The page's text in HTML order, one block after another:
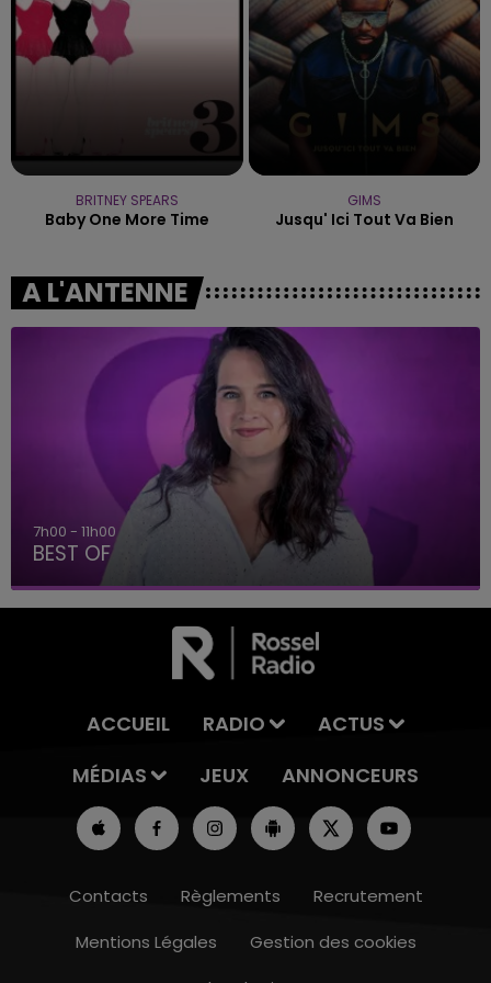
BRITNEY SPEARS
Baby One More Time
GIMS
Jusqu' Ici Tout Va Bien
A L'ANTENNE
7h00 - 11h00
BEST OF
ACCUEIL RADIO
ACTUS
MÉDIAS
JEUX ANNONCEURS
Contacts Règlements
Recrutement
Mentions Légales
Gestion des cookies